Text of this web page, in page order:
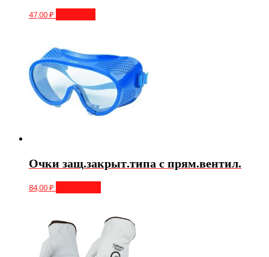
47,00₽
Очки защ.закрыт.типа с прям.вентил.
84,00₽